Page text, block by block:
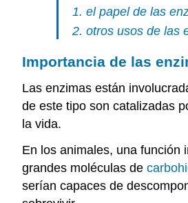
el papel de las
otros usos de las
Importancia de las
Las enzimas están
de este tipo son catalizadas
la vida.
En los animales, una función
grandes moléculas de
serían capaces de